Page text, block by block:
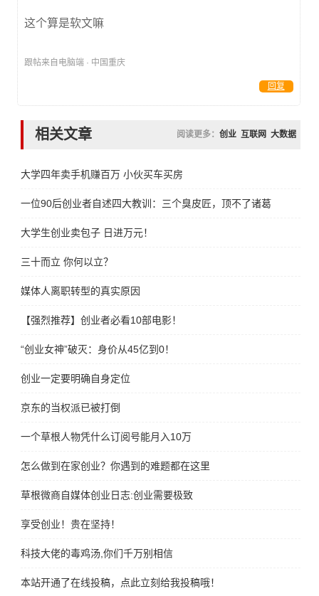
这个算是软文嘛
跟帖来自电脑端 · 中国重庆
回复
相关文章 阅读更多： 创业 互联网 大数据
大学四年卖手机赚百万 小伙买车买房
一位90后创业者自述四大教训：三个臭皮匠，顶不了诸葛亮
大学生创业卖包子 日进万元！
三十而立 你何以立？
媒体人离职转型的真实原因
【强烈推荐】创业者必看10部电影！
“创业女神”破灭：身价从45亿到0！
创业一定要明确自身定位
京东的当权派已被打倒
一个草根人物凭什么订阅号能月入10万
怎么做到在家创业？你遇到的难题都在这里
草根微商自媒体创业日志:创业需要极致
享受创业！贵在坚持！
科技大佬的毒鸡汤,你们千万别相信
本站开通了在线投稿，点此立刻给我投稿哦！